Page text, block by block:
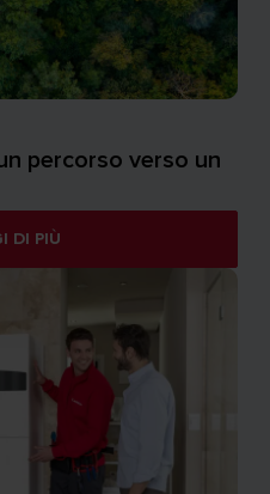
percorso verso un
DI PIÙ